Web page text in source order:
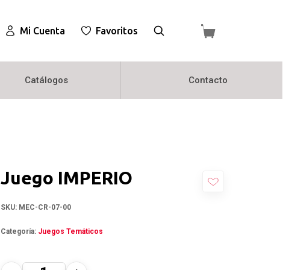
Mi Cuenta Favoritos
Catálogos Contacto
Juego IMPERIO
SKU: MEC-CR-07-00
Categoría: Juegos Temáticos